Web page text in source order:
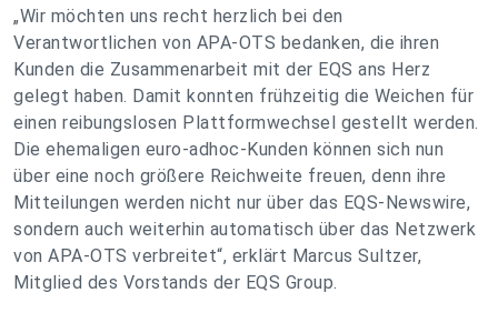
„Wir möchten uns recht herzlich bei den
Verantwortlichen von APA-OTS bedanken, die ihren
Kunden die Zusammenarbeit mit der EQS ans Herz
gelegt haben. Damit konnten frühzeitig die Weichen für
einen reibungslosen Plattformwechsel gestellt werden.
Die ehemaligen euro-adhoc-Kunden können sich nun
über eine noch größere Reichweite freuen, denn ihre
Mitteilungen werden nicht nur über das EQS-Newswire,
sondern auch weiterhin automatisch über das Netzwerk
von APA-OTS verbreitet“, erklärt Marcus Sultzer,
Mitglied des Vorstands der EQS Group.